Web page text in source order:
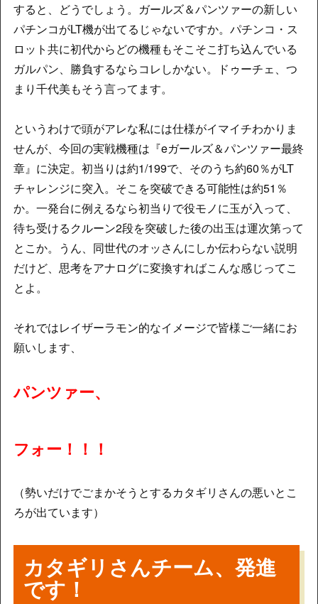
すると、どうでしょう。ガールズ＆パンツァーの新しい
パチンコがLT機が出てるじゃないですか。パチンコ・ス
ロット共に初代からどの機種もそこそこ打ち込んでいる
ガルパン、勝負するならコレしかない。ドゥーチェ、つ
まり千代美もそう言ってます。
というわけで頭がアレな私には仕様がイマイチわかりま
せんが、今回の実戦機種は『eガールズ＆パンツァー最終
章』に決定。初当りは約1/199で、そのうち約60％がLT
チャレンジに突入。そこを突破できる可能性は約51％
か。一発台に例えるなら初当りで役モノに玉が入って、
待ち受けるクルーン2段を突破した後の出玉は運次第って
とこか。うん、同世代のオッさんにしか伝わらない説明
だけど、思考をアナログに変換すればこんな感じってこ
とよ。
それではレイザーラモン的なイメージで皆様ご一緒にお
願いします、
パンツァー、
フォー！！！
（勢いだけでごまかそうとするカタギリさんの悪いとこ
ろが出ています）
カタギリさんチーム、発進
です！